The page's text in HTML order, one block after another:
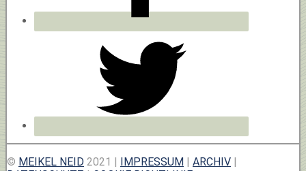
© MEIKEL NEID 2021 | IMPRESSUM ARCHIV